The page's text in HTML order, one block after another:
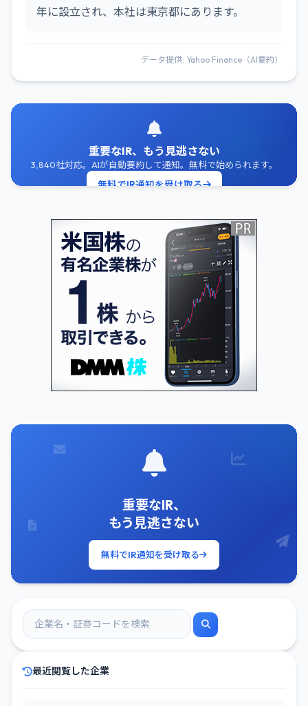
年に設立され、本社は東京都にあります。
データ提供: Yahoo Finance（AI要約）
重要なIR、もう見逃さない
3,840社対応。AIが自動要約して通知。無料で始められます。
無料でIR通知を受け取る
重要なIR、
もう見逃さない
無料でIR通知を受け取る
最近閲覧した企業